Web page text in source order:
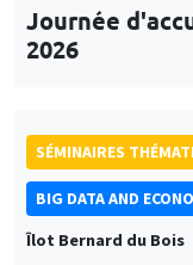
Journée
2026
SÉMINAIRES
BIG DATA AND
Îlot Bernard du Bois